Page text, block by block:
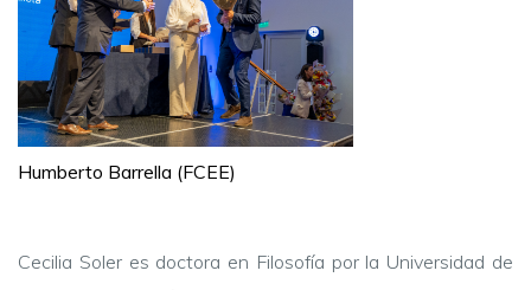
Humberto Barrella (FCEE)
Cecilia Soler es doctora en Filosofía por la Universidad de